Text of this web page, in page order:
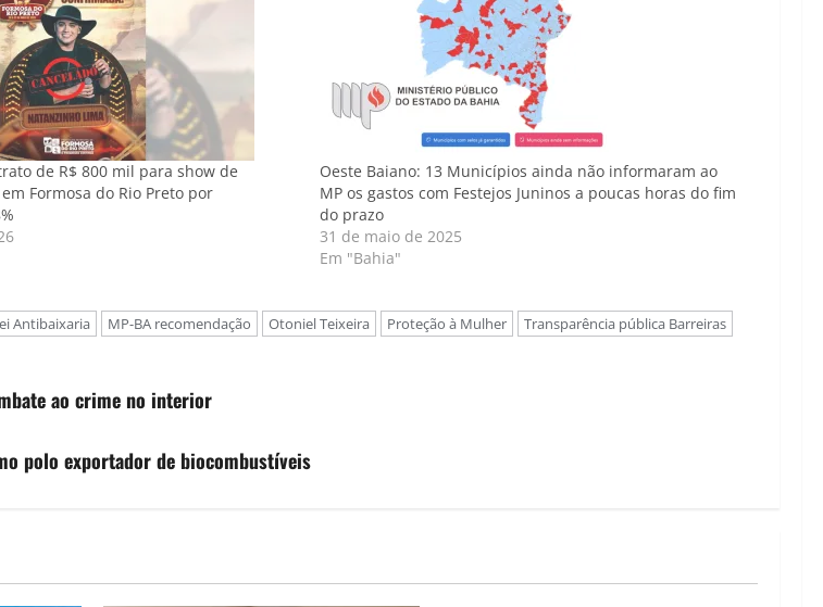
de R$ 800 mil para show de
Formosa do Rio Preto por
Oeste Baiano: 13 Municípios ainda não informaram ao
MP os gastos com Festejos Juninos a poucas horas do fim
do prazo
31 de maio de 2025
Em "Bahia"
Antibaixaria MP-BA recomendação Otoniel Teixeira Proteção à Mulher Transparência pública Barreiras
ao crime no interior
polo exportador de biocombustíveis